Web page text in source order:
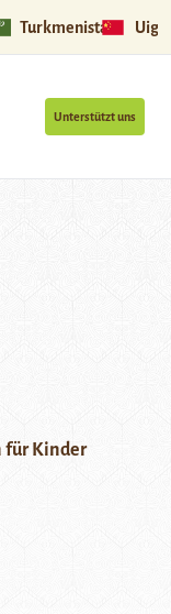
Turkmenistan
Unterstützt uns
für Kinder